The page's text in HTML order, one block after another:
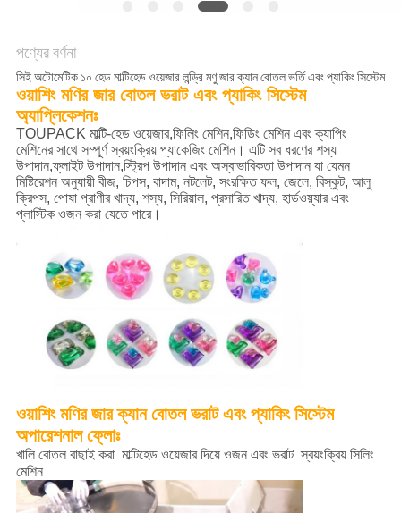
গোপনীয়তা
নীতি
পণ্যের বর্ণনা
সিই অটোমেটিক ১০ হেড মাল্টিহেড ওয়েজার লন্ড্রি মণু জার ক্যান বোতল ভর্তি এবং প্যাকিং সিস্টেম
ওয়াশিং মণির জার বোতল ভরাট এবং প্যাকিং সিস্টেম
অ্যাপ্লিকেশনঃ
TOUPACK মাল্টি-হেড ওয়েজার,ফিলিং মেশিন,ফিডিং মেশিন এবং ক্যাপিং
মেশিনের সাথে সম্পূর্ণ স্বয়ংক্রিয় প্যাকেজিং মেশিন। এটি সব ধরণের শস্য
উপাদান,ফ্লাইট উপাদান,স্ট্রিপ উপাদান এবং অস্বাভাবিকতা উপাদান যা যেমন
মিষ্টিরেশন অনুযায়ী বীজ, চিপস, বাদাম, নটলেট, সংরক্ষিত ফল, জেলে, বিস্কুট, আলু
ক্রিপস, পোষা প্রাণীর খাদ্য, শস্য, সিরিয়াল, প্রসারিত খাদ্য, হার্ডওয়্যার এবং
প্লাস্টিক ওজন করা যেতে পারে।
ওয়াশিং মণির জার ক্যান বোতল ভরাট এবং প্যাকিং সিস্টেম
অপারেশনাল ফ্লোঃ
খালি বোতল বাছাই করা ️ মাল্টিহেড ওয়েজার দিয়ে ওজন এবং ভরাট ️ স্বয়ংক্রিয় সিলিং
মেশিন